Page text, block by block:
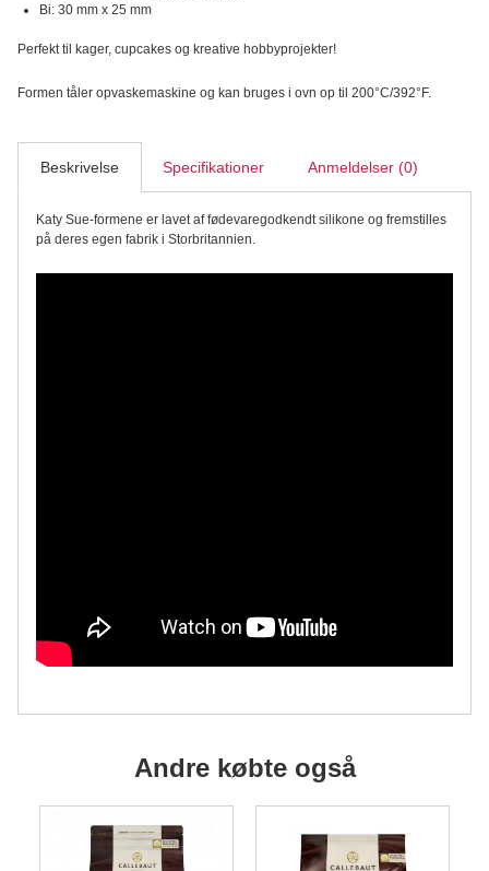
Bi: 30 mm x 25 mm
Perfekt til kager, cupcakes og kreative hobbyprojekter!
Formen tåler opvaskemaskine og kan bruges i ovn op til 200°C/392°F.
Beskrivelse Specifikationer Anmeldelser (0)
Katy Sue-formene er lavet af fødevaregodkendt silikone og fremstilles
på deres egen fabrik i Storbritannien.
Andre købte også